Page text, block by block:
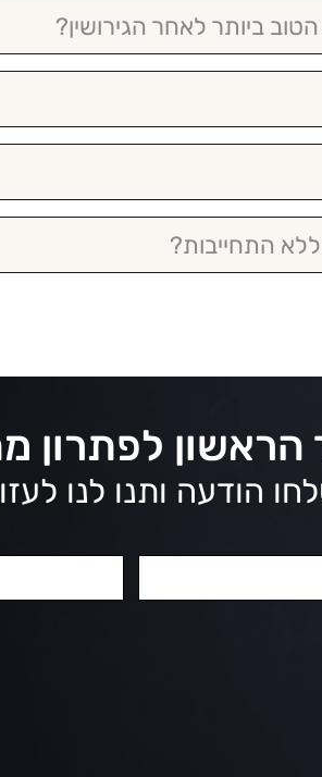
ביותר לאחר הגירושין?
התחייבות?
לפתרון
הודעה ותנו לנו